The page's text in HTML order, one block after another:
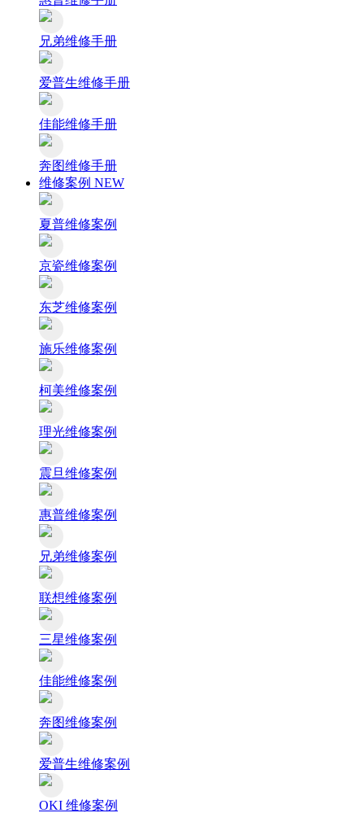
兄弟维修手册
爱普生维修手册
佳能维修手册
奔图维修手册
维修案例 NEW
夏普维修案例
京瓷维修案例
东芝维修案例
施乐维修案例
柯美维修案例
理光维修案例
震旦维修案例
惠普维修案例
兄弟维修案例
联想维修案例
三星维修案例
佳能维修案例
奔图维修案例
爱普生维修案例
OKI 维修案例